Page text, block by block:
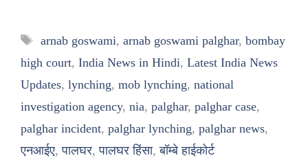
Tags
arnab goswami, arnab goswami palghar, bombay
high court, India News in Hindi, Latest India News
Updates, lynching, mob lynching, national
investigation agency, nia, palghar, palghar case,
palghar incident, palghar lynching, palghar news,
एनआईए,पालघर,पालघर हिंसा,बॉम्बे हाईकोर्ट